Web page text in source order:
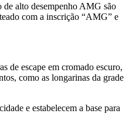
de alto desempenho AMG são
com a inscrição “AMG” e
de escape em cromado escuro,
como as longarinas da grade
e estabelecem a base para